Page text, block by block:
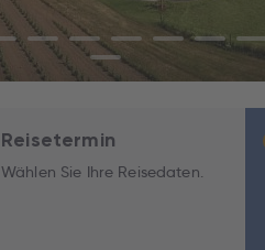
Reisetermin
Wählen Sie Ihre Reisedaten.